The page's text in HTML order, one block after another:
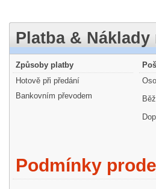
Platba &
Způsoby platby
Hotově při předání
Bankovním převodem
Podmínky